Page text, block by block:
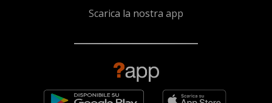
Scarica la nostra app